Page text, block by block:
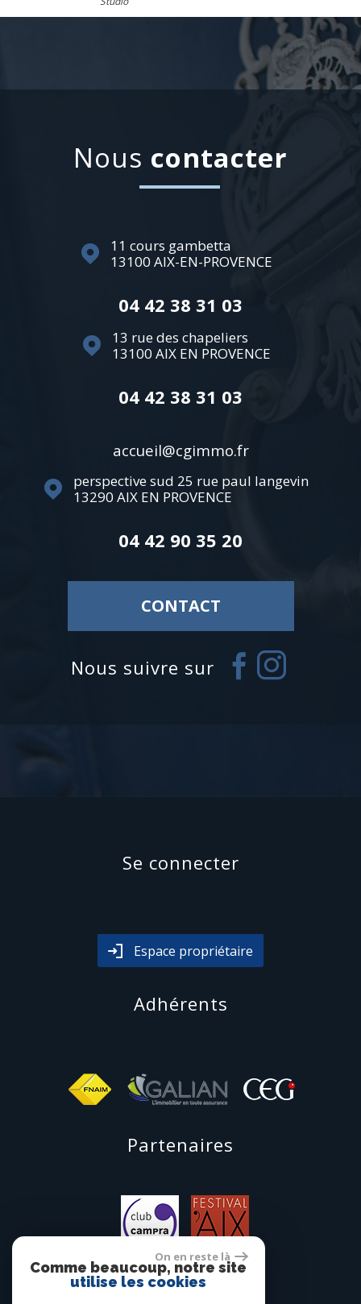
nous contacter
11 cours gambetta
13100 AIX-EN-PROVENCE
04 42 38 31 03
13 rue des chapeliers
13100 AIX EN PROVENCE
04 42 38 31 03
accueil@cgimmo.fr
perspective sud 25 rue paul langevin
13290 AIX EN PROVENCE
04 42 90 35 20
CONTACT
nous suivre sur
se connecter
Espace propriétaire
adhérents
partenaires
On en reste là
Comme beaucoup, notre site
utilise les cookies